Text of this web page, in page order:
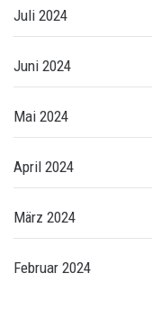
Juli 2024
Juni 2024
Mai 2024
April 2024
März 2024
Februar 2024